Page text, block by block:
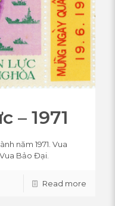
– 1971
năm 1971. Vua
Bảo Đại.
Read more